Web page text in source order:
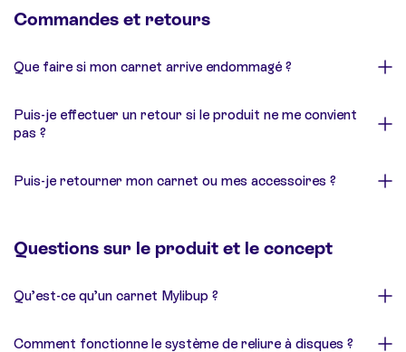
Commandes et retours
Que faire si mon carnet arrive endommagé ?
Puis-je effectuer un retour si le produit ne me convient
pas ?
Puis-je retourner mon carnet ou mes accessoires ?
Questions sur le produit et le concept
Qu’est-ce qu’un carnet Mylibup ?
Comment fonctionne le système de reliure à disques ?